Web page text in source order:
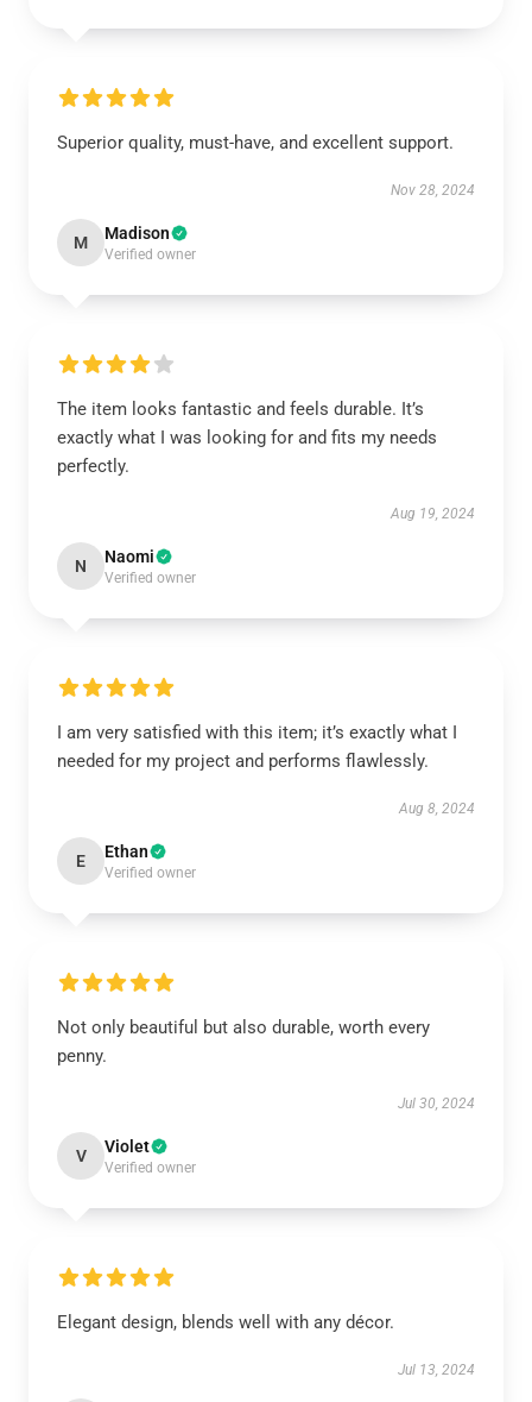
Superior quality, must-have, and excellent support.
Nov 28, 2024
M Madison
Verified owner
The item looks fantastic and feels durable. It’s
exactly what I was looking for and fits my needs
perfectly.
Aug 19, 2024
N Naomi
Verified owner
I am very satisfied with this item; it’s exactly what I
needed for my project and performs flawlessly.
Aug 8, 2024
E Ethan
Verified owner
Not only beautiful but also durable, worth every
penny.
Jul 30, 2024
V Violet
Verified owner
Elegant design, blends well with any décor.
Jul 13, 2024